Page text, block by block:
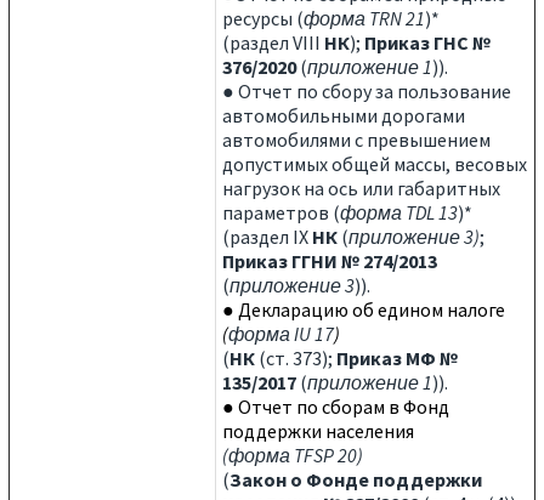
ресурсы (форма TRN 21)*
(раздел VIII НК); Приказ ГНС №
376/2020(приложение 1)).
● Отчет по сбору за пользование
автомобильными дорогами
автомобилями с превышением
допустимых общей массы, весовых
нагрузок на ось или габаритных
параметров (форма TDL 13)*
(раздел IX НК (приложение 3);
Приказ ГГНИ № 274/2013
(приложение 3)).
● Декларацию об едином налоге
(форма IU 17)
(НК (ст. 373); Приказ МФ №
135/2017 (приложение 1)).
● Отчет по сборам в Фонд
поддержки населения
(форма TFSP 20)
(Закон о Фонде поддержки